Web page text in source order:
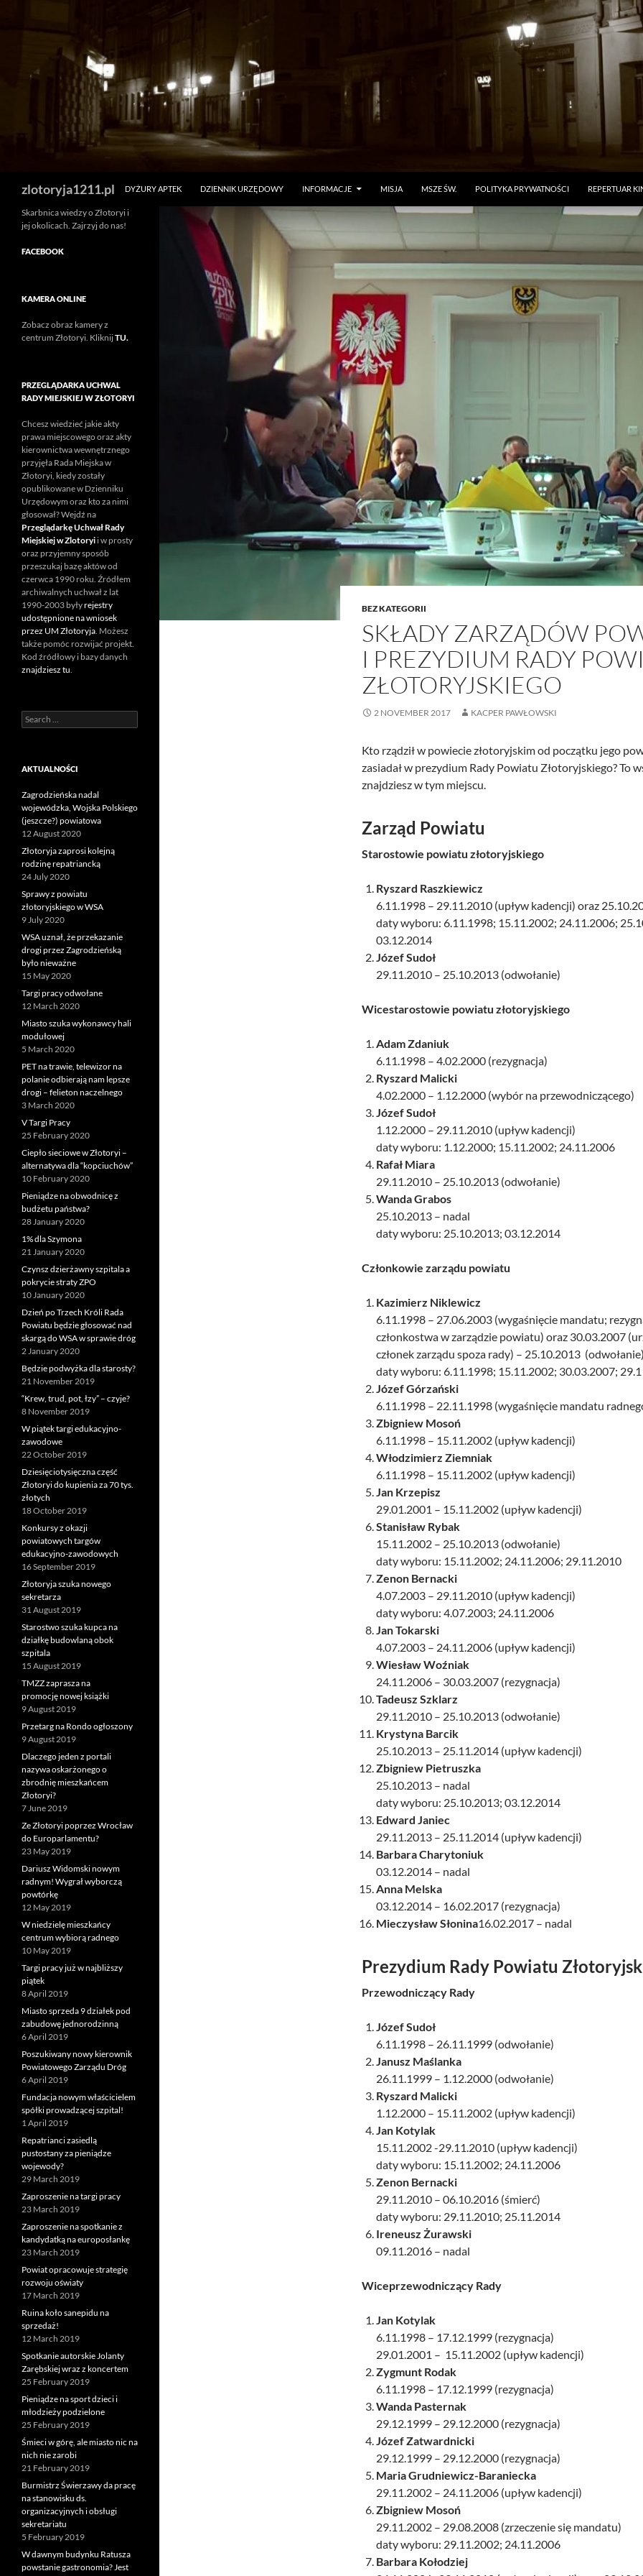
zlotoryja1211.pl DYŻURY APTEK DZIENNIK URZĘDOWY INFORMACJE MISJA MSZE ŚW. POLITYKA PRYWATNOŚCI REPERTUAR
BEZ KATEGORII
SKŁADY ZARZĄDÓW
I PREZYDIUM RADY
ZŁOTORYJSKIEGO
2 NOVEMBER 2017 KACPER PAWŁOWSKI
Kto rządził w powiecie złotoryjskim od początku jego
zasiadał w prezydium Rady Powiatu Złotoryjskiego? To
znajdziesz w tym miejscu.
Zarząd Powiatu
Starostowie powiatu złotoryjskiego
Ryszard Raszkiewicz
6.11.1998 – 29.11.2010 (upływ kadencji) oraz
daty wyboru: 6.11.1998; 15.11.2002; 24.11.2006;
03.12.2014
Józef Sudoł
29.11.2010 – 25.10.2013 (odwołanie)
Wicestarostowie powiatu złotoryjskiego
Adam Zdaniuk
6.11.1998 – 4.02.2000 (rezygnacja)
Ryszard Malicki
4.02.2000 – 1.12.2000 (wybór na przewodniczącego)
Józef Sudoł
1.12.2000 – 29.11.2010 (upływ kadencji)
daty wyboru: 1.12.2000; 15.11.2002; 24.11.2006
Rafał Miara
29.11.2010 – 25.10.2013 (odwołanie)
Wanda Grabos
25.10.2013 – nadal
daty wyboru: 25.10.2013; 03.12.2014
Członkowie zarządu powiatu
Kazimierz Niklewicz
6.11.1998 – 27.06.2003 (wygaśnięcie mandatu;
członkostwa w zarządzie powiatu) oraz 30.03.2007
członek zarządu spoza rady) – 25.10.2013
daty wyboru: 6.11.1998; 15.11.2002; 30.03.2007;
Józef Górzański
6.11.1998 – 22.11.1998 (wygaśnięcie mandatu
Zbigniew Mosoń
6.11.1998 – 15.11.2002 (upływ kadencji)
Włodzimierz Ziemniak
6.11.1998 – 15.11.2002 (upływ kadencji)
Jan Krzepisz
29.01.2001 – 15.11.2002 (upływ kadencji)
Stanisław Rybak
15.11.2002 – 25.10.2013 (odwołanie)
daty wyboru: 15.11.2002; 24.11.2006; 29.11.2010
Zenon Bernacki
4.07.2003 – 29.11.2010 (upływ kadencji)
daty wyboru: 4.07.2003; 24.11.2006
Jan Tokarski
4.07.2003 – 24.11.2006 (upływ kadencji)
Wiesław Woźniak
24.11.2006 – 30.03.2007 (rezygnacja)
Tadeusz Szklarz
29.11.2010 – 25.10.2013 (odwołanie)
Krystyna Barcik
25.10.2013 – 25.11.2014 (upływ kadencji)
Zbigniew Pietruszka
25.10.2013 – nadal
daty wyboru: 25.10.2013; 03.12.2014
Edward Janiec
29.11.2013 – 25.11.2014 (upływ kadencji)
Barbara Charytoniuk
03.12.2014 – nadal
Anna Melska
03.12.2014 – 16.02.2017 (rezygnacja)
Mieczysław Słonina16.02.2017 – nadal
Prezydium Rady Powiatu
Przewodniczący Rady
Józef Sudoł
6.11.1998 – 26.11.1999 (odwołanie)
Janusz Maślanka
26.11.1999 – 1.12.2000 (odwołanie)
Ryszard Malicki
1.12.2000 – 15.11.2002 (upływ kadencji)
Jan Kotylak
15.11.2002 -29.11.2010 (upływ kadencji)
daty wyboru: 15.11.2002; 24.11.2006
Zenon Bernacki
29.11.2010 – 06.10.2016 (śmierć)
daty wyboru: 29.11.2010; 25.11.2014
Ireneusz Żurawski
09.11.2016 – nadal
Wiceprzewodniczący Rady
Jan Kotylak
6.11.1998 – 17.12.1999 (rezygnacja)
29.01.2001 – 15.11.2002 (upływ kadencji)
Zygmunt Rodak
6.11.1998 – 17.12.1999 (rezygnacja)
Wanda Pasternak
29.12.1999 – 29.12.2000 (rezygnacja)
Józef Zatwardnicki
29.12.1999 – 29.12.2000 (rezygnacja)
Maria Grudniewicz-Baraniecka
29.11.2002 – 24.11.2006 (upływ kadencji)
Zbigniew Mosoń
29.11.2002 – 29.08.2008 (zrzeczenie się mandatu)
daty wyboru: 29.11.2002; 24.11.2006
Barbara Kołodziej
Skarbnica wiedzy o Złotoryi i
jej okolicach. Zajrzyj do nas!
FACEBOOK
KAMERA ONLINE
Zobacz obraz kamery z
centrum Złotoryi. KliknijTU.
PRZEGLĄDARKA UCHWAL
RADY MIEJSKIEJ W ZŁOTORYI
Chcesz wiedzieć jakie akty
prawa miejscowego oraz akty
kierownictwa wewnętrznego
przyjęła Rada Miejska w
Złotoryi, kiedy zostały
opublikowane w Dzienniku
Urzędowym oraz kto za nimi
głosował? Wejdź na
Przeglądarkę Uchwał Rady
Miejskiej w Zlotoryi i w prosty
oraz przyjemny sposób
przeszukaj bazę aktów od
czerwca 1990 roku. Źródłem
archiwalnych uchwał z lat
1990-2003 byłyrejestry
udostępnione na wniosek
przez UM Złotoryja. Możesz
także pomóc rozwijać projekt.
Kod źródłowy i bazy danych
znajdziesz tu.
Search
for:
AKTUALNOŚCI
Zagrodzieńska nadal
wojewódzka, Wojska Polskiego
(jeszcze?) powiatowa
12 August 2020
Złotoryja zaprosi kolejną
rodzinę repatriancką
24 July 2020
Sprawy z powiatu
złotoryjskiego w WSA
9 July 2020
WSA uznał, że przekazanie
drogi przez Zagrodzieńską
było nieważne
15 May 2020
Targi pracy odwołane
12 March 2020
Miasto szuka wykonawcy hali
modułowej
5 March 2020
PET na trawie, telewizor na
polanie odbierają nam lepsze
drogi – felieton naczelnego
3 March 2020
V Targi Pracy
25 February 2020
Ciepło sieciowe w Złotoryi –
alternatywa dla “kopciuchów”
10 February 2020
Pieniądze na obwodnicę z
budżetu państwa?
28 January 2020
1% dla Szymona
21 January 2020
Czynsz dzierżawny szpitala a
pokrycie straty ZPO
10 January 2020
Dzień po Trzech Króli Rada
Powiatu będzie głosować nad
skargą do WSA w sprawie dróg
2 January 2020
Będzie podwyżka dla starosty?
21 November 2019
“Krew, trud, pot, łzy” – czyje?
8 November 2019
W piątek targi edukacyjno-
zawodowe
22 October 2019
Dziesięciotysięczna część
Złotoryi do kupienia za 70 tys.
złotych
18 October 2019
Konkursy z okazji
powiatowych targów
edukacyjno-zawodowych
16 September 2019
Złotoryja szuka nowego
sekretarza
31 August 2019
Starostwo szuka kupca na
działkę budowlaną obok
szpitala
15 August 2019
TMZZ zaprasza na
promocję nowej książki
9 August 2019
Przetarg na Rondo ogłoszony
9 August 2019
Dlaczego jeden z portali
nazywa oskarżonego o
zbrodnię mieszkańcem
Złotoryi?
7 June 2019
Ze Złotoryi poprzez Wrocław
do Europarlamentu?
23 May 2019
Dariusz Widomski nowym
radnym! Wygrał wyborczą
powtórkę
12 May 2019
W niedzielę mieszkańcy
centrum wybiorą radnego
10 May 2019
Targi pracy już w najbliższy
piątek
8 April 2019
Miasto sprzeda 9 działek pod
zabudowę jednorodzinną
6 April 2019
Poszukiwany nowy kierownik
Powiatowego Zarządu Dróg
6 April 2019
Fundacja nowym właścicielem
spółki prowadzącej szpital!
1 April 2019
Repatrianci zasiedlą
pustostany za pieniądze
wojewody?
29 March 2019
Zaproszenie na targi pracy
23 March 2019
Zaproszenie na spotkanie z
kandydatką na europosłankę
23 March 2019
Powiat opracowuje strategię
rozwoju oświaty
17 March 2019
Ruina koło sanepidu na
sprzedaż!
12 March 2019
Spotkanie autorskie Jolanty
Zarębskiej wraz z koncertem
25 February 2019
Pieniądze na sport dzieci i
młodzieży podzielone
25 February 2019
Śmieci w górę, ale miasto nic na
nich nie zarobi
21 February 2019
Burmistrz Świerzawy da pracę
na stanowisku ds.
organizacyjnych i obsługi
sekretariatu
5 February 2019
W dawnym budynku Ratusza
powstanie gastronomia? Jest